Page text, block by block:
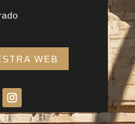
WEB